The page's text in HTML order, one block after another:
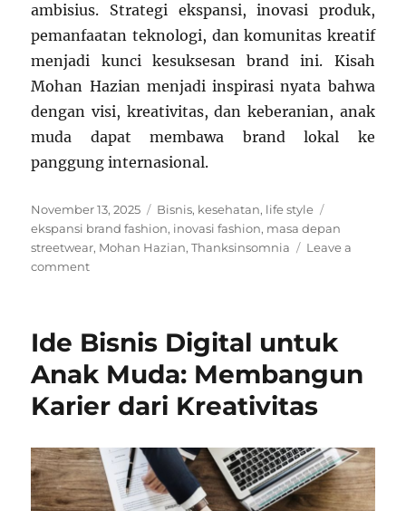
ambisius. Strategi ekspansi, inovasi produk,
pemanfaatan teknologi, dan komunitas kreatif
menjadi kunci kesuksesan brand ini. Kisah
Mohan Hazian menjadi inspirasi nyata bahwa
dengan visi, kreativitas, dan keberanian, anak
muda dapat membawa brand lokal ke
panggung internasional.
Posted
on
November 13, 2025 Categories
Bisnis, kesehatan, life style
ekspansi brand fashion, inovasi fashion, masa depan
streetwear, Mohan Hazian,Thanksinsomnia
Leave a
commenton
Thanksinsomnia:
dan
Masa
Depan
Streetwear
Anak
Muda
Ide Bisnis Digital untuk
Anak Muda: Membangun
Karier dari Kreativitas